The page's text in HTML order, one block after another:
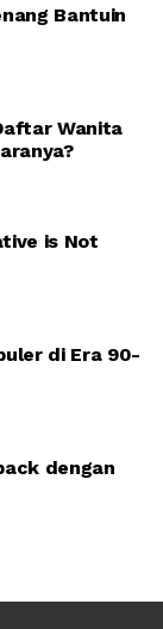
Bantuin
Wanita
is Not
di Era 90-
dengan